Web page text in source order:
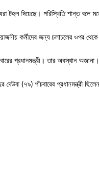
টহল দিয়েছে। পরিস্থিতি শান্ত বলে
কর্মীদের জন্য চলাচলের ওপর থেকে
প্রধানমন্ত্রী। তার অবস্থান
দেউবা (৭৯) পাঁচবারের প্রধানমন্ত্রী